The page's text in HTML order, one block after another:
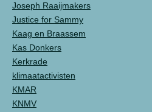
Joseph Raaijmakers
Justice for Sammy
Kaag en Braassem
Kas Donkers
Kerkrade
klimaatactivisten
KMAR
KNMV